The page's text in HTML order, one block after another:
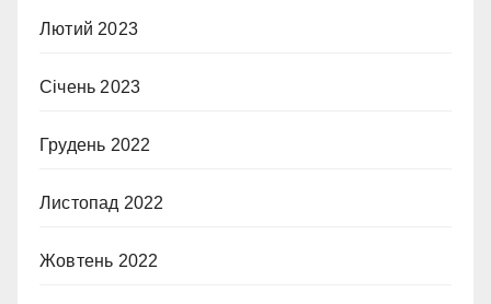
Лютий 2023
Січень 2023
Грудень 2022
Листопад 2022
Жовтень 2022